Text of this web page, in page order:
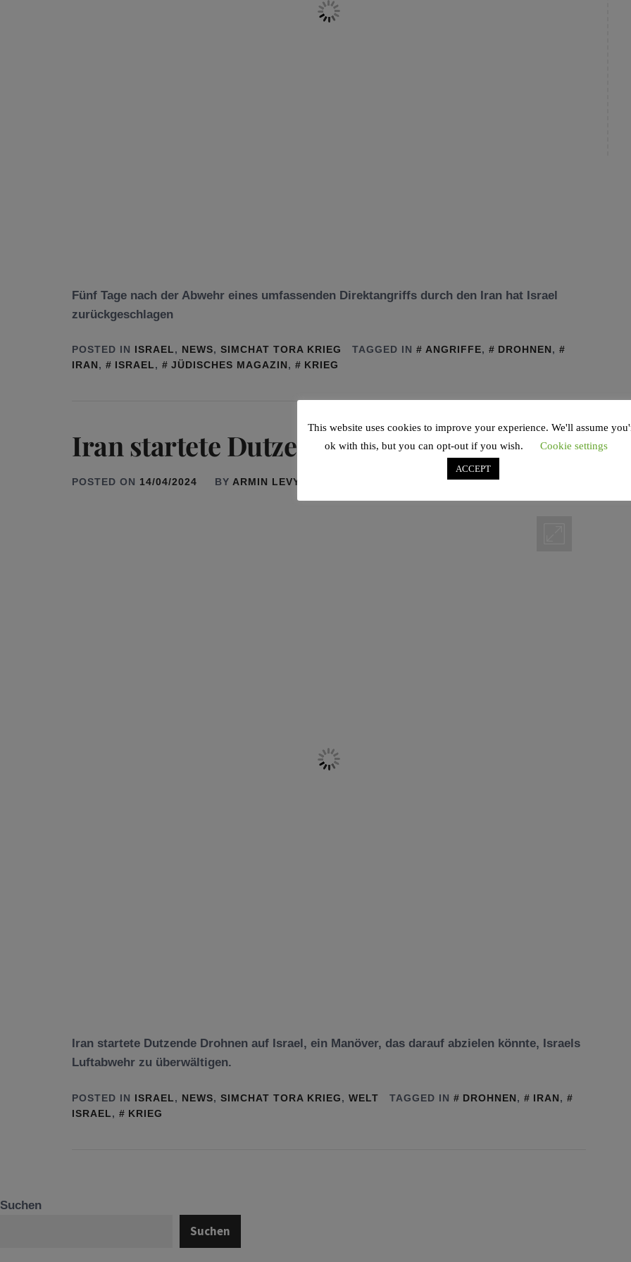
Fünf Tage nach der Abwehr eines umfassenden Direktangriffs durch den Iran hat Israel
zurückgeschlagen
POSTED IN ISRAEL, NEWS, SIMCHAT TORA KRIEG TAGGED IN ANGRIFFE, DROHNEN,
IRAN, ISRAEL, JÜDISCHES MAGAZIN, KRIEG
Iran startete Dutzende Drohnen auf Israel
POSTED ON 14/04/2024 BY ARMIN LEVY
Iran startete Dutzende Drohnen auf Israel, ein Manöver, das darauf abzielen könnte, Israels
Luftabwehr zu überwältigen.
POSTED IN ISRAEL, NEWS, SIMCHAT TORA KRIEG, WELT TAGGED IN DROHNEN, IRAN,
ISRAEL, KRIEG
Suchen
Suchen
This website uses cookies to improve your experience. We'll assume
ok with this, but you can opt-out if you wish.
Cookie settings
ACCEPT